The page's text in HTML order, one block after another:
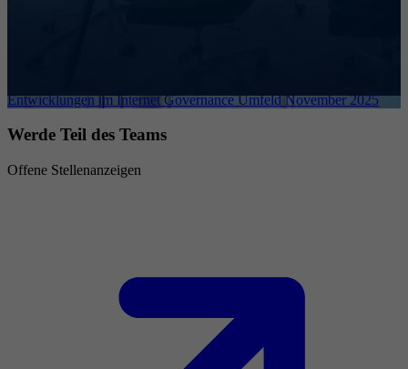
Entwicklungen im Internet Governance Umfeld November 2025
Werde Teil des Teams
Offene Stellenanzeigen